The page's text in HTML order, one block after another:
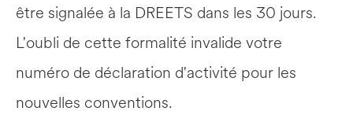
être signalée à la DREETS dans les 30 jours.
L'oubli de cette formalité invalide votre
numéro de déclaration d'activité pour les
nouvelles conventions.